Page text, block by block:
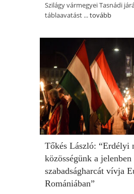
Szilágy vármegyei Tasnádi
táblaavatást ...tovább
Tőkés László: “Erdélyi
közösségünk a jelenben
szabadságharcát vívja
Romániában”